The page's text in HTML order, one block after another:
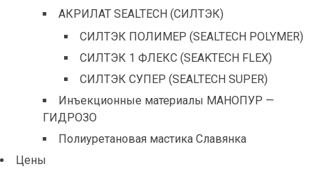
АКРИЛАТ SEALTECH (СИЛТЭК)
СИЛТЭК ПОЛИМЕР (SEALTECH POLYMER)
СИЛТЭК 1 ФЛЕКС (SEAKTECH FLEX)
СИЛТЭК СУПЕР (SEALTECH SUPER)
Инъекционные материалы МАНОПУР —
ГИДРОЗО
Полиуретановая мастика Славянка
Цены